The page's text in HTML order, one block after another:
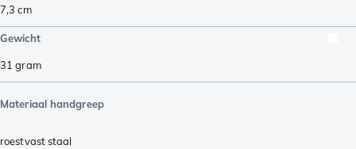
7,3 cm
Gewicht
31 gram
Materiaal handgreep
roestvast staal